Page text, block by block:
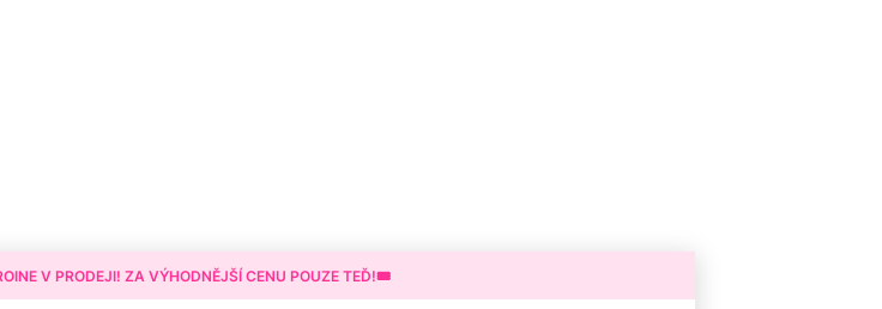
V PRODEJI! ZA VÝHODNĚJŠÍ CENU POUZE TEĎ!🎟️